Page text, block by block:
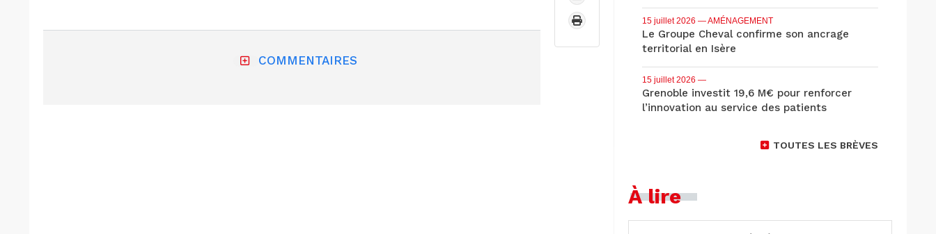
COMMENTAIRES
15 juillet 2026 — AMÉNAGEMENT
Le Groupe Cheval confirme son ancrage
territorial en Isère
15 juillet 2026 —
Grenoble investit 19,6 M€ pour renforcer
l’innovation au service des patients
TOUTES LES BRÈVES
À lire